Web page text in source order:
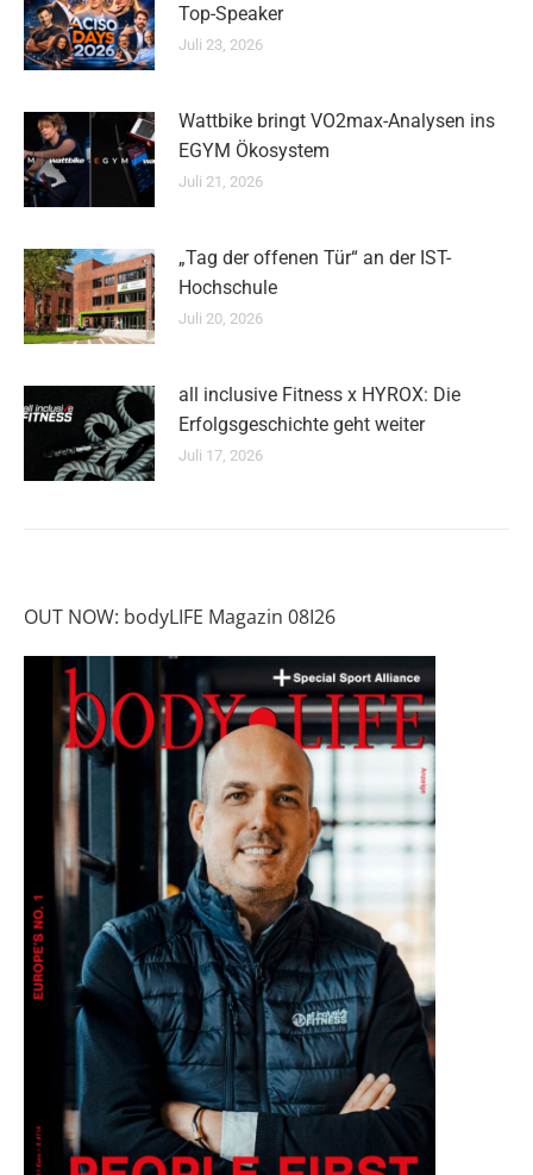
Top-Speaker
Juli 23, 2026
Wattbike bringt VO2max-Analysen ins
EGYM Ökosystem
Juli 21, 2026
„Tag der offenen Tür“ an der IST-
Hochschule
Juli 20, 2026
all inclusive Fitness x HYROX: Die
Erfolgsgeschichte geht weiter
Juli 17, 2026
OUT NOW: bodyLIFE Magazin 08I26